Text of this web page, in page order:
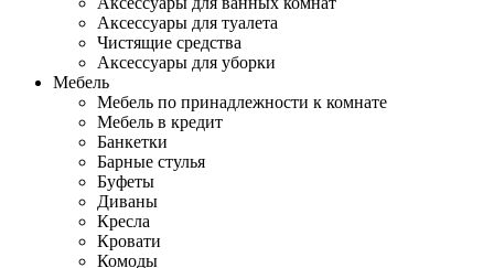
Аксессуары для туалета
Чистящие средства
Аксессуары для уборки
Мебель
Мебель по принадлежности к комнате
Мебель в кредит
Банкетки
Барные стулья
Буфеты
Диваны
Кресла
Кровати
Комоды